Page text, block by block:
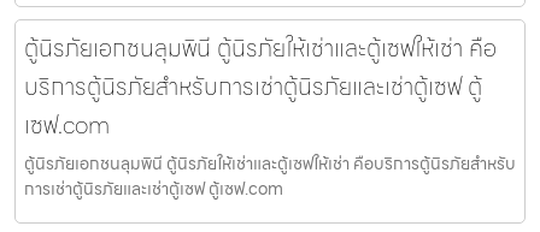
ตู้นิรภัยเอกชนลุมพินี ตู้นิรภัยให้เช่าและตู้เซฟให้เช่า คือ
บริการตู้นิรภัยสำหรับการเช่าตู้นิรภัยและเช่าตู้เซฟ ตู้
เซฟ.com
ตู้นิรภัยเอกชนลุมพินี ตู้นิรภัยให้เช่าและตู้เซฟให้เช่า คือบริการตู้นิรภัยสำหรับ
การเช่าตู้นิรภัยและเช่าตู้เซฟ ตู้เซฟ.com